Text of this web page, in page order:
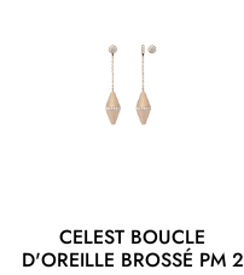
CELEST BOUCLE
D'OREILLE BROSSÉ PM 2